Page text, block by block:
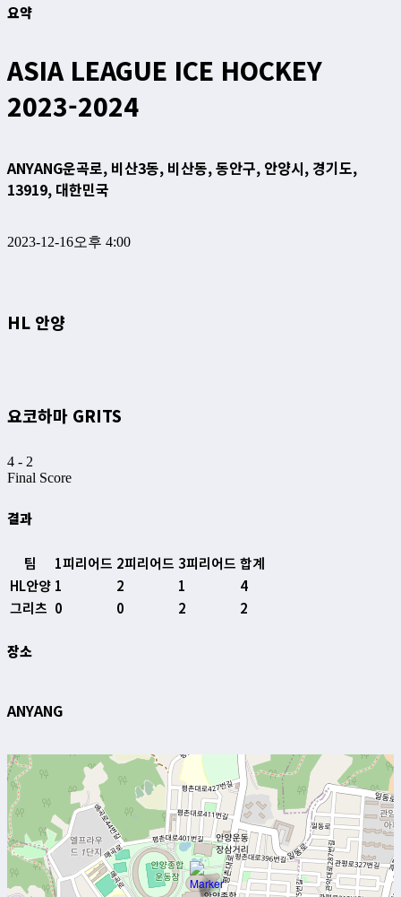
요약
ASIA LEAGUE ICE HOCKEY
2023-2024
ANYANG운곡로, 비산3동, 비산동, 동안구, 안양시, 경기도,
13919, 대한민국
2023-12-16오후 4:00
HL 안양
요코하마 GRITS
4 - 2
Final Score
결과
팀 1피리어드 2피리어드 3피리어드 합계
HL안양 1 2 1
4
그리츠 0 0 2 2
장소
ANYANG